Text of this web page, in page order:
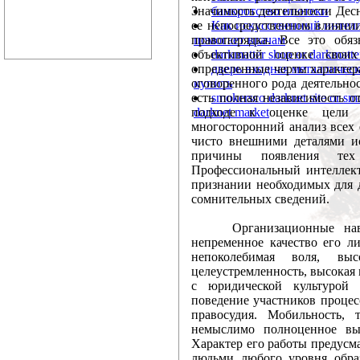
Відбудеться
14 березня 2014
Верховного Суду
Чергове
України відбуде...
Чергове засідання
України відбудеться
ЗВЕРНЕННЯ
Рада суддів
самоврядування, не
адміністративних
11 березня
адміністративного
банкротство ипотеки
Как искусственный
помогает врачам
darkmatter shop or
дверь входная
купить
smokersco darknet site or
darknet market
Значимость деятельности
ее непосредственном
правопорядка. Все это
объективной оценке
определенные черты
оговоренного рода
есть полная независимость
подходе к оценке
многосторонний анализ всех
чисто внешними деталями
причины появления
Профессиональный
признании необходимых для
сомнительных сведений.
Организационные
непременное качество его
непоколебимая воля,
целеустремленность,
с юридической
поведение участников
правосудия.
немыслимо полноценное
Характер его работы